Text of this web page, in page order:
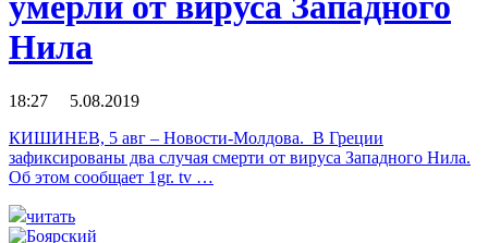
Нила
18:27 5.08.2019
КИШИНЕВ, 5 авг – Новости-Молдова. В Греции
зафиксированы два случая смерти от вируса Западного Нила.
Об этом сообщает 1gr. tv …
читать